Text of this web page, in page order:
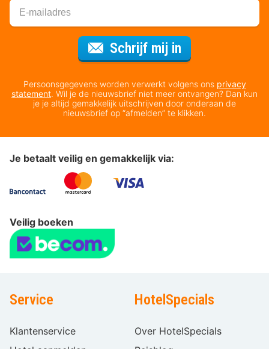
Schrijf mij in
Persoonsgegevens worden verwerkt volgens ons privacy
statement. Wil je de nieuwsbrief niet meer ontvangen? Dan kun
je je altijd gemakkelijk uitschrijven door onderaan de
nieuwsbrief op “afmelden” te klikken.
Je betaalt veilig en gemakkelijk via:
Veilig boeken
Service
Klantenservice
HotelSpecials
Over HotelSpecials